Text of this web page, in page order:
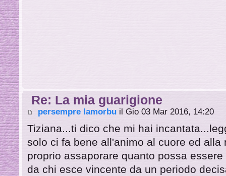
Re: La mia guarigione
persempre lamorbu il Gio 03 Mar 2016, 14:20
Tiziana...ti dico che mi hai
solo ci fa bene all'animo al cuore ed
proprio assaporare quanto possa
da chi esce vincente da un periodo